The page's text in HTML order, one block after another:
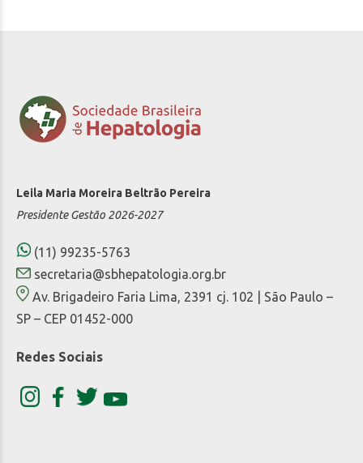
Leila Maria Moreira Beltrão Pereira
Presidente Gestão 2026-2027
(11) 99235-5763
secretaria@sbhepatologia.org.br
Av. Brigadeiro Faria Lima, 2391 cj. 102 | São Paulo –
SP – CEP 01452-000
Redes Sociais